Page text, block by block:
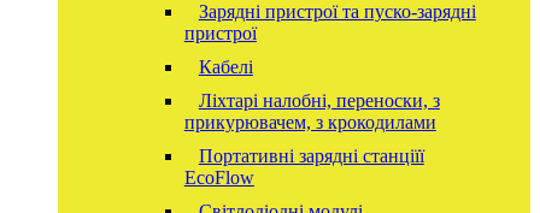
Зарядні пристрої та пуско-зарядні
пристрої
Кабелі
Ліхтарі налобні, переноски, з
прикурювачем, з крокодилами
Портативні зарядні станціїї
EcoFlow